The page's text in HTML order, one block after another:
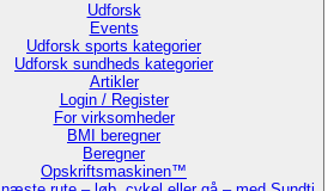
Udforsk
Events
Udforsk sports kategorier
Udforsk sundheds kategorier
Artikler
Login / Register
For virksomheder
BMI beregner
Beregner
Opskriftsmaskinen™